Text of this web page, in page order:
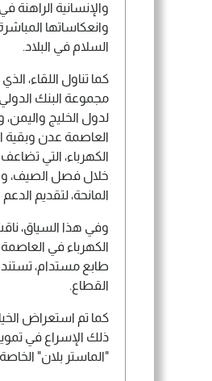
والإنسانية الراهنة
وانعكاساتها
السلام في البلاد.
كما تناول اللقاء،
مجموعة البنك
لدول الخليج
العاصمة عدن وبقية
الكهرباء، التي
خلال فصل الصيف،
المانحة، لتقديم
وفي هذا السياق،
الكهرباء في
طابع مستدام، تستند
القطاع.
كما تم استعراض
ذلك الإسراع في
"الماستر بلان"